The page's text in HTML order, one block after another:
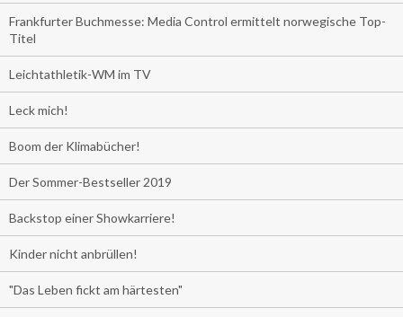
Frankfurter Buchmesse: Media Control ermittelt norwegische Top-
Titel
Leichtathletik-WM im TV
Leck mich!
Boom der Klimabücher!
Der Sommer-Bestseller 2019
Backstop einer Showkarriere!
Kinder nicht anbrüllen!
"Das Leben fickt am härtesten"